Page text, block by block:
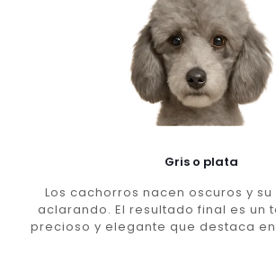
Gris o plata
Los cachorros nacen oscuros y
aclarando. El resultado final es un
precioso y elegante que destaca